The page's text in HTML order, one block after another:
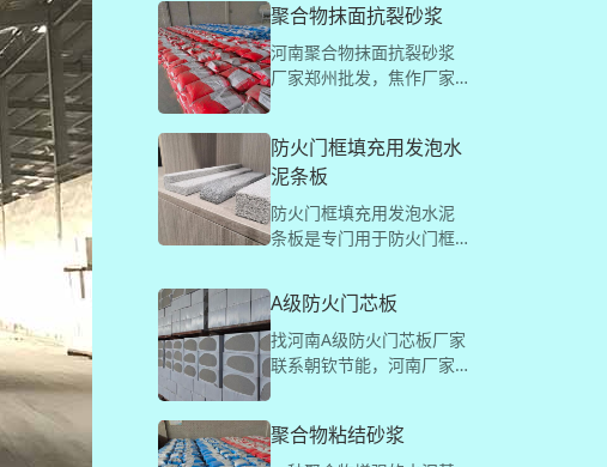
容性、亲和力好，粘接牢
固，不易脱落，保温系统
具有透气性，抗风压、抗
震性好等特点
间，柔韧轻质可塑性强
聚合物抹面抗裂砂浆
河南聚合物抹面抗裂砂浆
厂家郑州批发，焦作厂家
上产基地欢迎考察！使用
物抹面砂浆的基础上稳固
实现抗裂效用。
防火门框填充用发泡水
泥条板
防火门框填充用发泡水泥
条板是专门用于防火门框
美价廉，厂家直销
A级防火门芯板
找河南A级防火门芯板厂家
联系朝钦节能，河南厂家
产品定制，A级防火保温！
火门的A级防火门芯板材料
聚合物粘结砂浆